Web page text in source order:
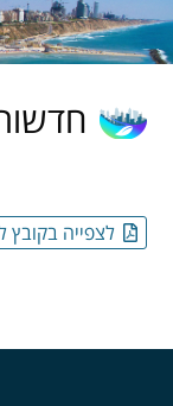
חדשות
לצפייה בקובץ